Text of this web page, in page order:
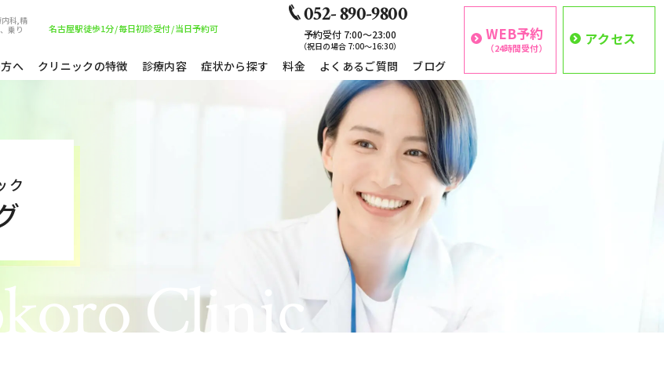
科,精
乗り
名古屋駅徒歩1分/毎日初診受付/当日予約可
052- 890-9800
予約受付 7:00〜23:00
（祝日の場合 7:00〜16:30）
へ クリニックの特徴 診療内容 症状から探す 料金 よくあるご質問 ブログ
WEB予約
（24時間受付） アクセス
ク
Clinic